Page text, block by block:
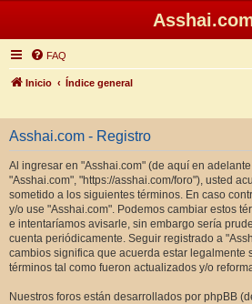
FAQ
Inicio Índice general
Asshai.com - Registro
Al ingresar en "Asshai.com" (de aquí en
"Asshai.com", "https://asshai.com/foro"), usted
sometido a los siguientes términos. En caso
y/o use "Asshai.com". Podemos cambiar estos
e intentaríamos avisarle, sin embargo sería
cuenta periódicamente. Seguir registrado a
cambios significa que acuerda estar legalmente
términos tal como fueron actualizados y/o
Nuestros foros están desarrollados por phpBB